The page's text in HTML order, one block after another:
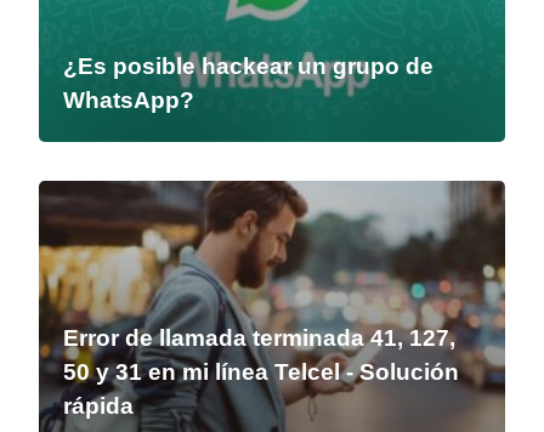
¿Es posible hackear un grupo de
WhatsApp?
Error de llamada terminada 41, 127,
50 y 31 en mi línea Telcel - Solución
rápida